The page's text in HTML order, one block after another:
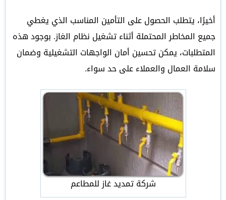
أخيرًا، يتطلب الحصول على التأمين المناسب الذي يغطي
جميع المخاطر المحتملة أثناء تشغيل نظام الغاز. بوجود هذه
المتطلبات، يمكن تحسين أمان الواجهات التشغيلية وضمان
سلامة العمال والعملاء على حد سواء.
شركة تمديد غاز للمطاعم